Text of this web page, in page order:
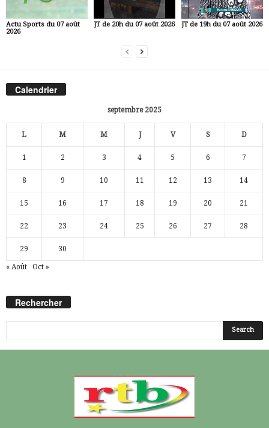
Actu Sports du 07 août
2026
JT de 20h du 07 août 2026 JT de 19h du 07 août 2026
Calendrier
septembre 2025
L M M J V S D
1 2 3 4 5 6 7
8 9 10 11 12 13 14
15 16 17 18 19 20 21
22 23 24 25 26 27 28
29 30
« Août Oct »
Rechercher